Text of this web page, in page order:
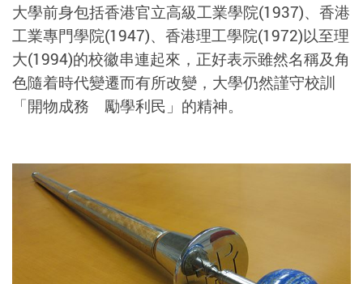
大學前身包括香港官立高級工業學院(1937)、香港
工業專門學院(1947)、香港理工學院(1972)以至理
大(1994)的校徽串連起來，正好表示雖然名稱及角
色隨着時代變遷而有所改變，大學仍然謹守校訓
「開物成務 勵學利民」的精神。